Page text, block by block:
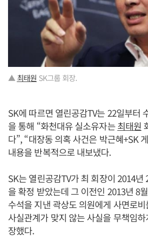
▲최태원 SK그룹 회장.
SK에 따르면 열린공감TV는 22일부터
을 통해 “화천대유 실소유자는최태원
다”, “대장동 의혹 사건은 박근혜+SK
내용을 반복적으로 내보냈다.
SK는 열린공감TV가 최 회장이 2014년
을 확정 받았는데 그 이전인 2013년 8
수석을 지낸 곽상도 의원에게 사면로
사실관계가 맞지 않는 사실을 무책임
장했다.